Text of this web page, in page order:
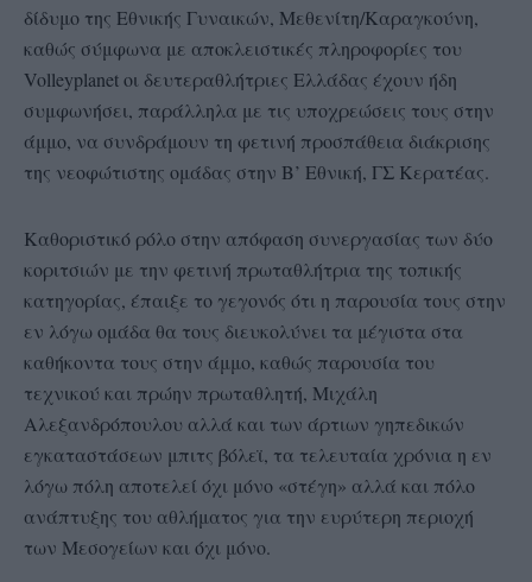
δίδυμο της Εθνικής Γυναικών, Μεθενίτη/Καραγκούνη,
καθώς σύμφωνα με αποκλειστικές πληροφορίες του
Volleyplanet οι δευτεραθλήτριες Ελλάδας έχουν ήδη
συμφωνήσει, παράλληλα με τις υποχρεώσεις τους στην
άμμο, να συνδράμουν τη φετινή προσπάθεια διάκρισης
της νεοφώτιστης ομάδας στην Β’ Εθνική, ΓΣ Κερατέας.
Καθοριστικό ρόλο στην απόφαση συνεργασίας των δύο
κοριτσιών με την φετινή πρωταθλήτρια της τοπικής
κατηγορίας, έπαιξε το γεγονός ότι η παρουσία τους στην
εν λόγω ομάδα θα τους διευκολύνει τα μέγιστα στα
καθήκοντα τους στην άμμο, καθώς παρουσία του
τεχνικού και πρώην πρωταθλητή, Μιχάλη
Αλεξανδρόπουλου αλλά και των άρτιων γηπεδικών
εγκαταστάσεων μπιτς βόλεϊ, τα τελευταία χρόνια η εν
λόγω πόλη αποτελεί όχι μόνο «στέγη» αλλά και πόλο
ανάπτυξης του αθλήματος για την ευρύτερη περιοχή
των Μεσογείων και όχι μόνο.